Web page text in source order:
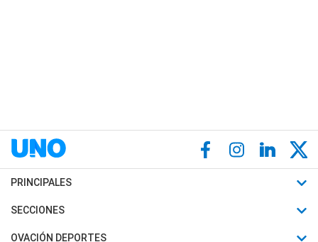
PRINCIPALES
Últimas Noticias
Política
SECCIONES
Horóscopo
OVACIÓN DEPORTES